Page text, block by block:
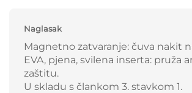
Naglasak
Magnetno zatvaranje: čuva nakit
EVA, pjena, svilena inserta: pruža
zaštitu.
U skladu s člankom 3. stavkom 1.